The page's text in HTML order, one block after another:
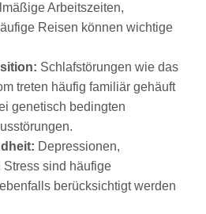
Arbeitszeiten,
Reisen können wichtige
Schlafstörungen wie das
treten häufig familiär gehäuft
genetisch bedingten
Depressionen,
sind häufige
berücksichtigt werden